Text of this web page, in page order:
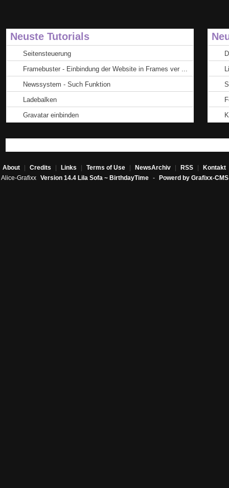
Neuste Tutorials
Seitensteuerung
Framebuster - Einbindung der Website in Frames ver ...
Newssystem - Such Funktion
Ladebalken
Gravatar einbinden
About Credits Links Terms of Use NewsArchiv RSS Kontakt
Alice-Grafixx Version 14.4 Lila Sofa ~ BirthdayTime - Powerd by Grafixx-CMS